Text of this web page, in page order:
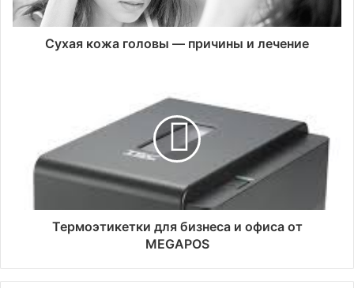
Сухая кожа головы — причины и лечение
Термоэтикетки для бизнеса и офиса от
MEGAPOS